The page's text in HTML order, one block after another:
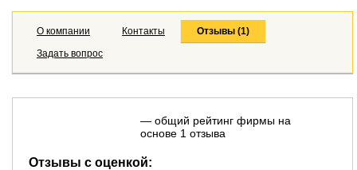
О компании Контакты
Отзывы (1)
Задать вопрос
— общий рейтинг фирмы на
основе 1 отзыва
Отзывы с оценкой: